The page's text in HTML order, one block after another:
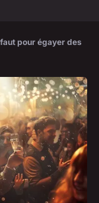
pour égayer des